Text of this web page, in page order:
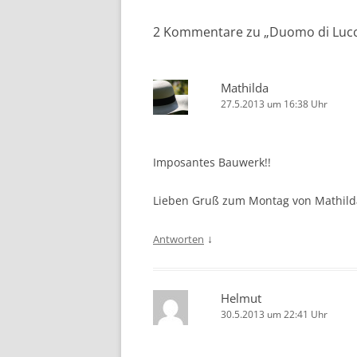
2 Kommentare zu „Duomo di
Mathilda
27.5.2013 um 16:38 Uhr
Imposantes Bauwerk!!
Lieben Gruß zum Montag von
Antworten ↓
Helmut
30.5.2013 um 22:41 Uhr